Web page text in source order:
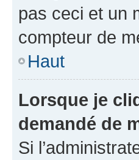
pas ceci et un
compteur de
Haut
Lorsque je
demandé de
Si